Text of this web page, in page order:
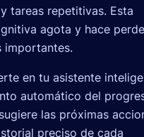
tareas repetitivas. Esta
agota y hace
importantes.
en tu asistente
automático del
las próximas
preciso de cada